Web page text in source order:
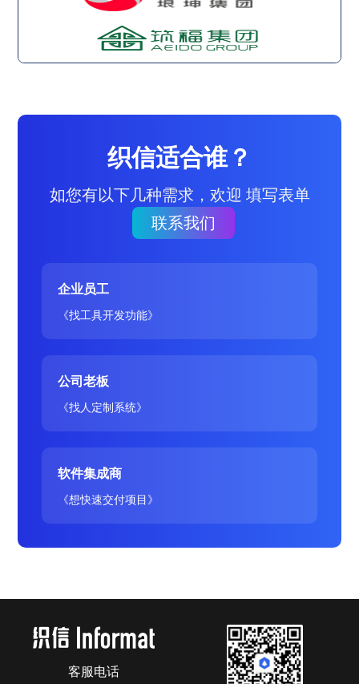
织信适合谁？
如您有以下几种需求，欢迎 填写表单
联系我们
企业员工
《找工具开发功能》
公司老板
《找人定制系统》
软件集成商
《想快速交付项目》
客服电话